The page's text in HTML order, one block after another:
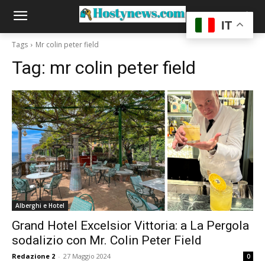
Tags Mr colin peter field
Tag: mr colin peter field
Alberghi e Hotel
Grand Hotel Excelsior Vittoria: a La Pergola
sodalizio con Mr. Colin Peter Field
Redazione 2 - 27 Maggio 2024 0
IT